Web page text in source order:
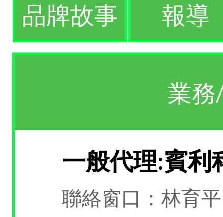
品牌故事 報導
業務
一般代理:賓利
聯絡窗口：林育平